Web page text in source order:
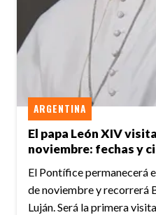
El papa León XIV
noviembre: fechas y
ARGENTINA
El Pontífice permanecerá
de noviembre y recorrerá
Luján. Será la primera